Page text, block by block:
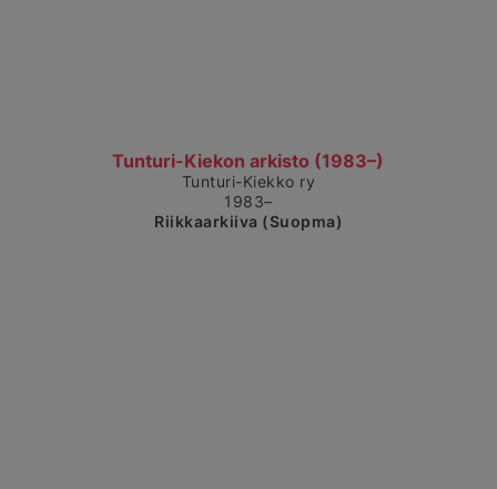
Tunturi-Kiekon arkisto (1983–)
Čájet dárkkes dieđuid
Tunturi-Kiekko ry
1983–
Riikkaarkiiva (Suopma)